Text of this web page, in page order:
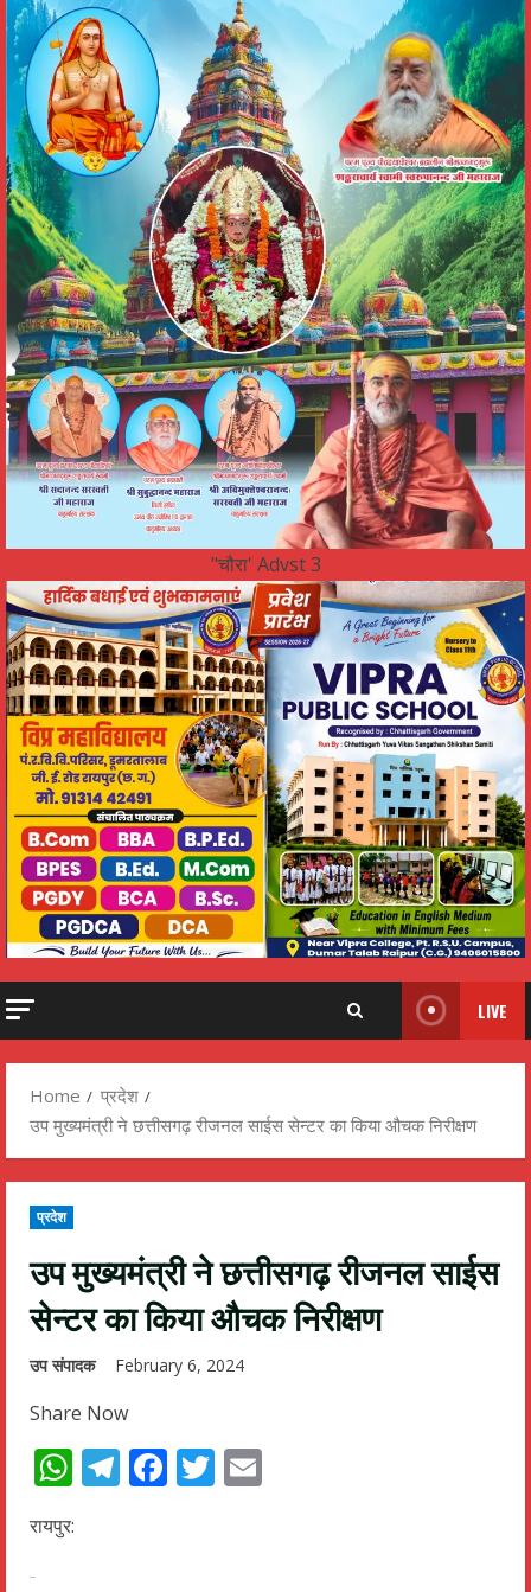
"चौरा' Advst 3
LIVE
Home
प्रदेश
उप मुख्यमंत्री ने छत्तीसगढ़ रीजनल साईस सेन्टर का किया औचक निरीक्षण
प्रदेश
उप मुख्यमंत्री ने छत्तीसगढ़ रीजनल साईस
सेन्टर का किया औचक निरीक्षण
उप संपादक February 6, 2024
Share Now
WhatsApp
Telegram
Facebook
Twitter
रायपुर: